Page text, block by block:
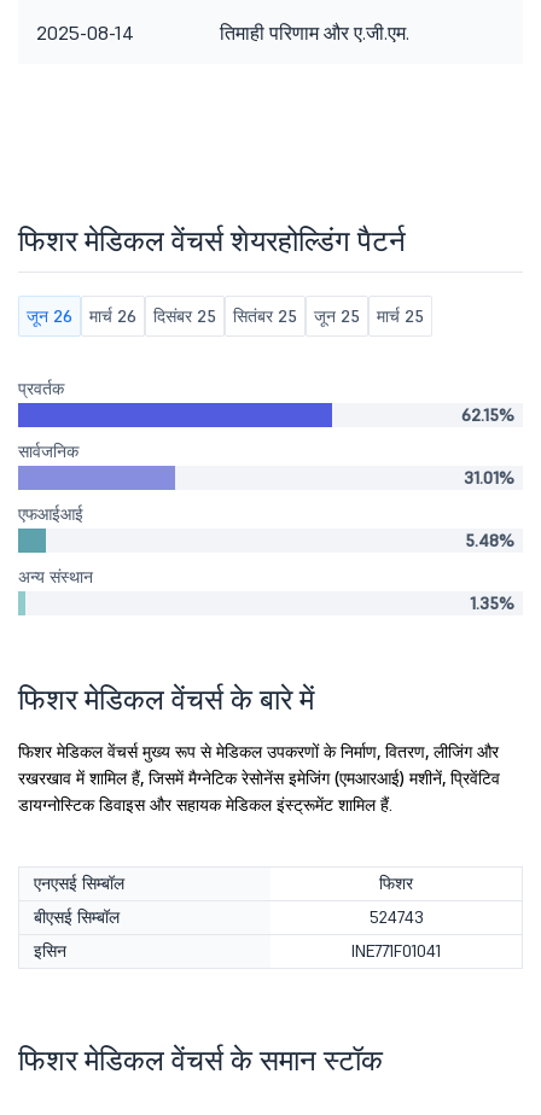
2025-08-14 तिमाही परिणाम और ए.जी.एम.
फिशर मेडिकल वेंचर्स शेयरहोल्डिंग पैटर्न
जून 26 मार्च 26 दिसंबर 25 सितंबर 25 जून 25 मार्च 25
प्रवर्तक
62.15%
सार्वजनिक
31.01%
एफआईआई
5.48%
अन्य संस्थान
1.35%
फिशर मेडिकल वेंचर्स के बारे में
फिशर मेडिकल वेंचर्स मुख्य रूप से मेडिकल उपकरणों के निर्माण, वितरण, लीजिंग और
रखरखाव में शामिल हैं, जिसमें मैग्नेटिक रेसोनेंस इमेजिंग (एमआरआई) मशीनें, प्रिवेंटिव
डायग्नोस्टिक डिवाइस और सहायक मेडिकल इंस्ट्रूमेंट शामिल हैं.
एनएसई सिम्बॉल
फिशर
बीएसई सिम्बॉल
524743
इसिन
INE771F01041
फिशर मेडिकल वेंचर्स के समान स्टॉक